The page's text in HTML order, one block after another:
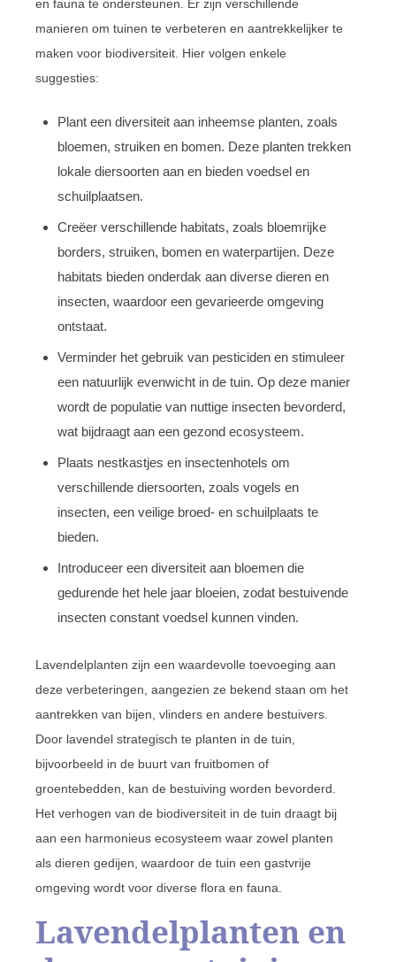
en fauna te ondersteunen. Er zijn verschillende
manieren om tuinen te verbeteren en aantrekkelijker te
maken voor biodiversiteit. Hier volgen enkele
suggesties:
Plant een diversiteit aan inheemse planten, zoals
bloemen, struiken en bomen. Deze planten trekken
lokale diersoorten aan en bieden voedsel en
schuilplaatsen.
Creëer verschillende habitats, zoals bloemrijke
borders, struiken, bomen en waterpartijen. Deze
habitats bieden onderdak aan diverse dieren en
insecten, waardoor een gevarieerde omgeving
ontstaat.
Verminder het gebruik van pesticiden en stimuleer
een natuurlijk evenwicht in de tuin. Op deze manier
wordt de populatie van nuttige insecten bevorderd,
wat bijdraagt aan een gezond ecosysteem.
Plaats nestkastjes en insectenhotels om
verschillende diersoorten, zoals vogels en
insecten, een veilige broed- en schuilplaats te
bieden.
Introduceer een diversiteit aan bloemen die
gedurende het hele jaar bloeien, zodat bestuivende
insecten constant voedsel kunnen vinden.
Lavendelplanten zijn een waardevolle toevoeging aan
deze verbeteringen, aangezien ze bekend staan om het
aantrekken van bijen, vlinders en andere bestuivers.
Door lavendel strategisch te planten in de tuin,
bijvoorbeeld in de buurt van fruitbomen of
groentebedden, kan de bestuiving worden bevorderd.
Het verhogen van de biodiversiteit in de tuin draagt bij
aan een harmonieus ecosysteem waar zowel planten
als dieren gedijen, waardoor de tuin een gastvrije
omgeving wordt voor diverse flora en fauna.
Lavendelplanten en